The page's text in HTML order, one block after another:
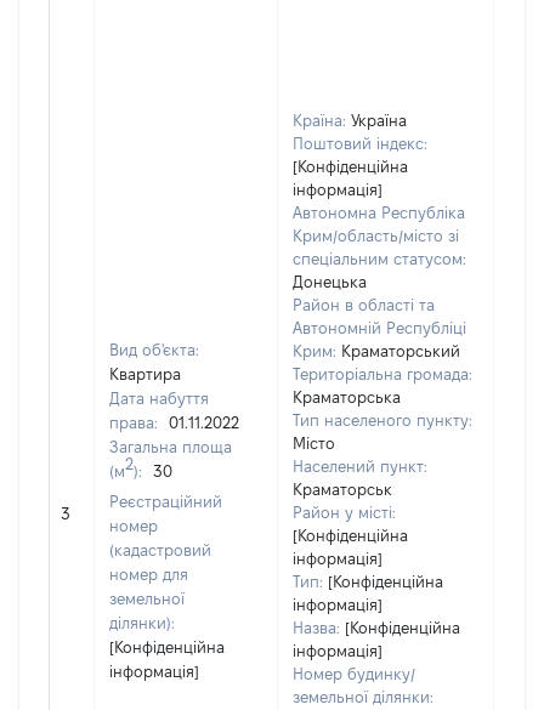
3
Вид об'єкта:
Квартира
Дата набуття
права:
01.11.2022
Загальна площа
(м2):
30
Реєстраційний
номер
(кадастровий
номер для
земельної
ділянки):
[Конфіденційна
інформація]
Країна: Україна
Поштовий індекс:
[Конфіденційна
інформація]
Автономна Республіка
Крим/область/місто зі
спеціальним статусом:
Донецька
Район в області та
Автономній Республіці
Крим: Краматорський
Територіальна громада:
Краматорська
Тип населеного пункту:
Місто
Населений пункт:
Краматорськ
Район у місті:
[Конфіденційна
інформація]
Тип: [Конфіденційна
інформація]
Назва: [Конфіденційна
інформація]
Номер будинку/
земельної ділянки: